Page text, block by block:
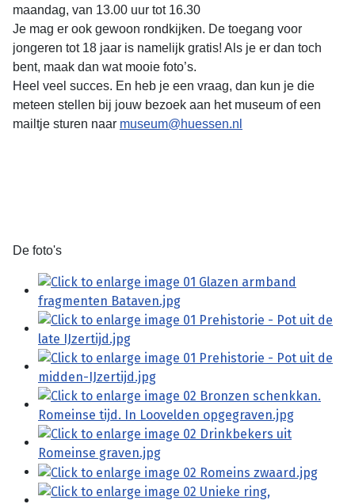
maandag, van 13.00 uur tot 16.30
Je mag er ook gewoon rondkijken. De toegang voor
jongeren tot 18 jaar is namelijk gratis! Als je er dan toch
bent, maak dan wat mooie foto’s.
Heel veel succes. En heb je een vraag, dan kun je die
meteen stellen bij jouw bezoek aan het museum of een
mailtje sturen naar museum@huessen.nl
De foto's